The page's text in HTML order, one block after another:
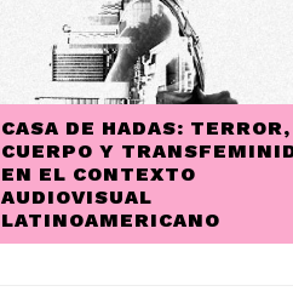
CASA DE HADAS: TERROR,
CUERPO Y
EN EL CONTEXTO
AUDIOVISUAL
LATINOAMERICANO